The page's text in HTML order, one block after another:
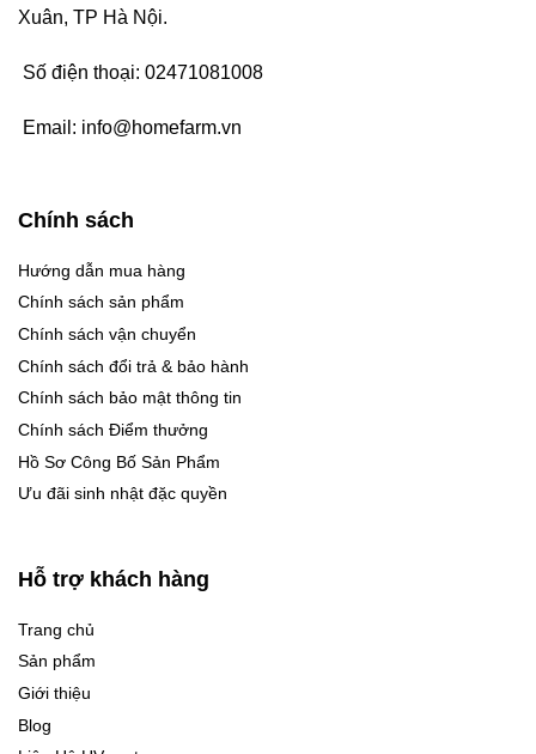
Xuân, TP Hà Nội.
Số điện thoại: 02471081008
Email: info@homefarm.vn
Chính sách
Hướng dẫn mua hàng
Chính sách sản phẩm
Chính sách vận chuyển
Chính sách đổi trả & bảo hành
Chính sách bảo mật thông tin
Chính sách Điểm thưởng
Hồ Sơ Công Bố Sản Phẩm
Ưu đãi sinh nhật đặc quyền
Hỗ trợ khách hàng
Trang chủ
Sản phẩm
Giới thiệu
Blog